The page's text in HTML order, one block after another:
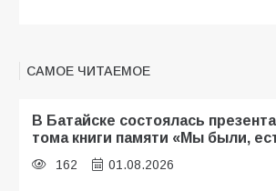
САМОЕ ЧИТАЕМОЕ
В Батайске состоялась
тома книги памяти «Мы были,
162 01.08.2026